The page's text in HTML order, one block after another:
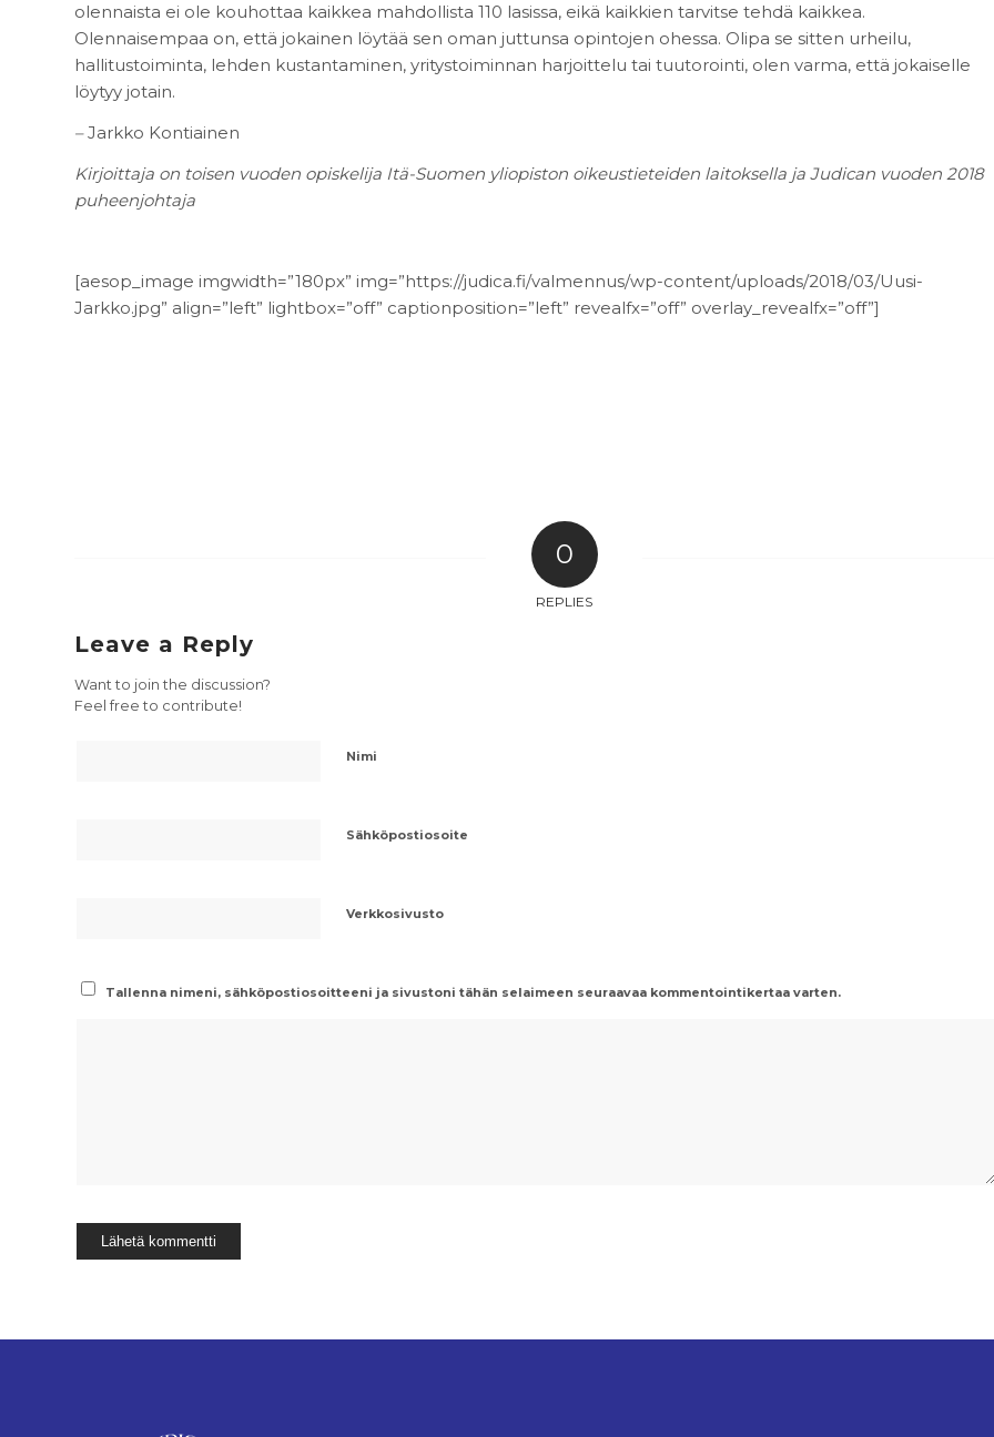
olennaista ei ole kouhottaa kaikkea mahdollista 110 lasissa, eikä kaikkien tarvitse tehdä kaikkea.
Olennaisempaa on, että jokainen löytää sen oman juttunsa opintojen ohessa. Olipa se sitten urheilu,
hallitustoiminta, lehden kustantaminen, yritystoiminnan harjoittelu tai tuutorointi, olen varma, että jokaiselle
löytyy jotain.
–Jarkko Kontiainen
Kirjoittaja on toisen vuoden opiskelija Itä-Suomen yliopiston oikeustieteiden laitoksella ja Judican vuoden 2018
puheenjohtaja
[aesop_image imgwidth=”180px” img=”https://judica.fi/valmennus/wp-content/uploads/2018/03/Uusi-
Jarkko.jpg” align=”left” lightbox=”off” captionposition=”left” revealfx=”off” overlay_revealfx=”off”]
0
REPLIES
Leave a Reply
Want to join the discussion?
Feel free to contribute!
Nimi
Sähköpostiosoite
Verkkosivusto
Tallenna nimeni, sähköpostiosoitteeni ja sivustoni tähän selaimeen seuraavaa kommentointikertaa varten.